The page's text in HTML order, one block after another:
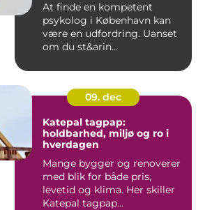
At finde en kompetent
psykolog i København kan
være en udfordring. Uanset
om du st&arin...
09. dec
Katepal tagpap:
holdbarhed, miljø og ro i
hverdagen
Mange bygger og renoverer
med blik for både pris,
levetid og klima. Her skiller
Katepal tagpap...